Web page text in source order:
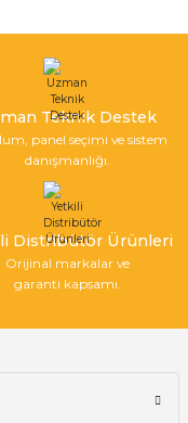
Teknik Destek
panel seçimi ve sistem
danışmanlığı.
Distribütör Ürünleri
Orijinal markalar ve
garanti kapsamı.